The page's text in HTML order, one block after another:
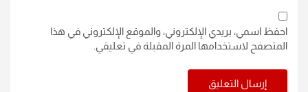
احفظ اسمي، بريدي الإلكتروني، والموقع الإلكتروني في هذا
المتصفح لاستخدامها المرة المقبلة في تعليقي.